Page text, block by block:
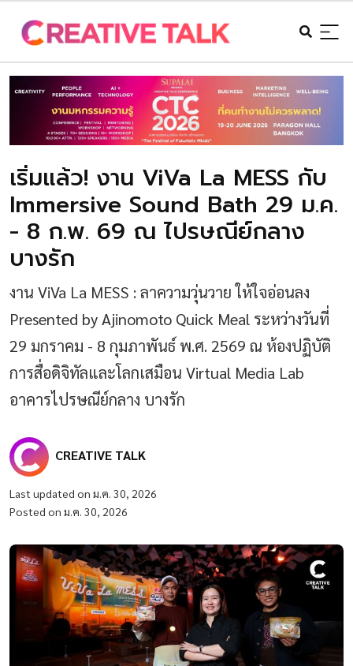
เริ่มแล้ว! งาน ViVa La MESS กับ
Immersive Sound Bath 29 ม.ค.
- 8 ก.พ. 69 ณ ไปรษณีย์กลาง
บางรัก
งาน ViVa La MESS : ลาความวุ่นวาย ให้ใจอ่อนลง
Presented by Ajinomoto Quick Meal ระหว่างวันที่
29 มกราคม - 8 กุมภาพันธ์ พ.ศ. 2569 ณ ห้องปฏิบัติ
การสื่อดิจิทัลและโลกเสมือน Virtual Media Lab
อาคารไปรษณีย์กลาง บางรัก
CREATIVE TALK
Last updated on ม.ค. 30, 2026
Posted on ม.ค. 30, 2026